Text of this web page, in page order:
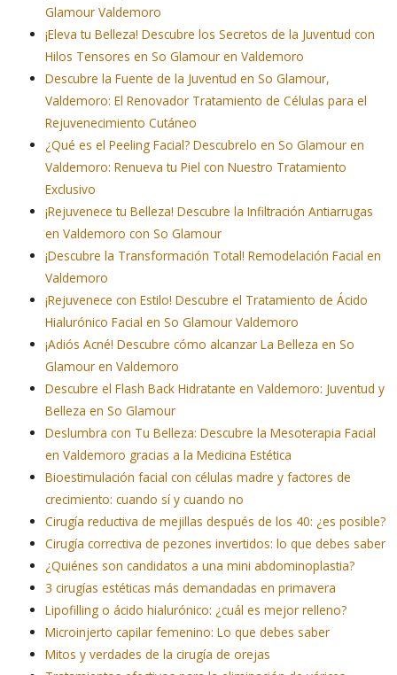
Glamour Valdemoro
¡Eleva tu Belleza! Descubre los Secretos de la Juventud con
Hilos Tensores en So Glamour en Valdemoro
Descubre la Fuente de la Juventud en So Glamour,
Valdemoro: El Renovador Tratamiento de Células para el
Rejuvenecimiento Cutáneo
¿Qué es el Peeling Facial? Descubrelo en So Glamour en
Valdemoro: Renueva tu Piel con Nuestro Tratamiento
Exclusivo
¡Rejuvenece tu Belleza! Descubre la Infiltración Antiarrugas
en Valdemoro con So Glamour
¡Descubre la Transformación Total! Remodelación Facial en
Valdemoro
¡Rejuvenece con Estilo! Descubre el Tratamiento de Ácido
Hialurónico Facial en So Glamour Valdemoro
¡Adiós Acné! Descubre cómo alcanzar La Belleza en So
Glamour en Valdemoro
Descubre el Flash Back Hidratante en Valdemoro: Juventud y
Belleza en So Glamour
Deslumbra con Tu Belleza: Descubre la Mesoterapia Facial
en Valdemoro gracias a la Medicina Estética
Bioestimulación facial con células madre y factores de
crecimiento: cuando sí y cuando no
Cirugía reductiva de mejillas después de los 40: ¿es posible?
Cirugía correctiva de pezones invertidos: lo que debes saber
¿Quiénes son candidatos a una mini abdominoplastia?
3 cirugías estéticas más demandadas en primavera
Lipofilling o ácido hialurónico: ¿cuál es mejor relleno?
Microinjerto capilar femenino: Lo que debes saber
Mitos y verdades de la cirugía de orejas